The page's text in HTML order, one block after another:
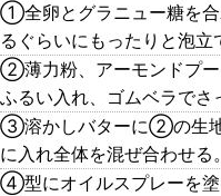
①全卵とグラニュー糖を合
るぐらいにもったりと泡立
②薄力粉、アーモンドプー
ふるい入れ、ゴムベラでさ
③溶かしバターに②の生
に入れ全体を混ぜ合わせる。
④型にオイルスプレーを